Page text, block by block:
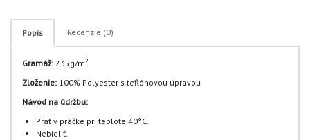
Popis Recenzie (0)
Gramáž: 235g/m2
Zloženie: 100% Polyester s teflónovou úpravou
Návod na údržbu:
Prať v práčke pri teplote 40°C.
Nebieliť.